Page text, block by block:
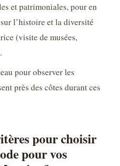
et patrimoniales, pour en
l’histoire et la diversité
(visite de musées,
pour observer les
près des côtes durant ces
pour choisir
pour vos